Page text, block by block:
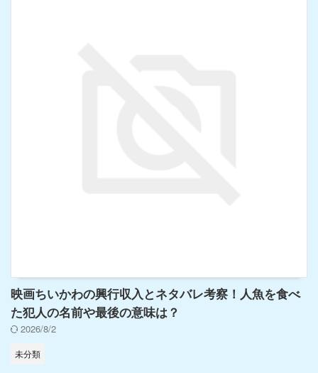
映画ちいかわの興行収入とネタバレ考察！人魚を食べ
た犯人の名前や最後の意味は？
2026/8/2
未分類